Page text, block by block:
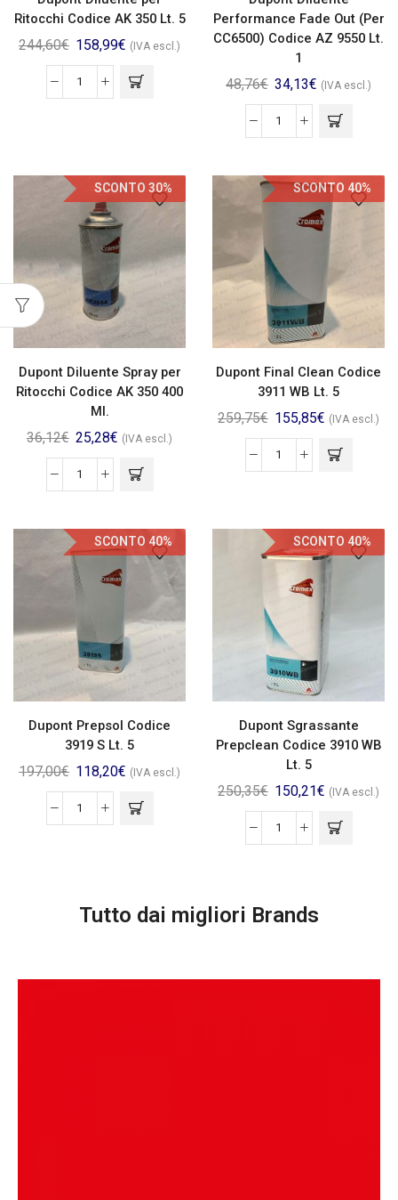
Ritocchi Codice AK 350 Lt. 5
244,60€ 158,99€ (IVA escl.)
Performance Fade Out (Per
CC6500) Codice AZ 9550 Lt.
1
48,76€ 34,13€ (IVA escl.)
SCONTO 30%
Dupont Diluente Spray per
Ritocchi Codice AK 350 400
Ml.
36,12€ 25,28€ (IVA escl.)
SCONTO 40%
Dupont Final Clean Codice
3911 WB Lt. 5
259,75€ 155,85€ (IVA escl.)
SCONTO 40%
Dupont Prepsol Codice
3919 S Lt. 5
197,00€ 118,20€ (IVA escl.)
SCONTO 40%
Dupont Sgrassante
Prepclean Codice 3910 WB
Lt. 5
250,35€ 150,21€ (IVA escl.)
Tutto dai migliori Brands